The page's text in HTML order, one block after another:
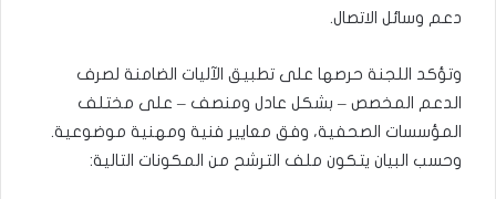
دعم وسائل الاتصال.
وتؤكد اللجنة حرصها على تطبيق الآليات الضامنة لصرف
الدعم المخصص – بشكل عادل ومنصف – على مختلف
المؤسسات الصحفية، وفق معايير فنية ومهنية موضوعية.
وحسب البيان يتكون ملف الترشح من المكونات التالية: